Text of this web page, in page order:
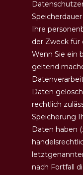
Ihre
der Zweck für
Wenn Sie ein
geltend
Daten
rechtlich
Speicherung
Daten haben
nach Fortfall